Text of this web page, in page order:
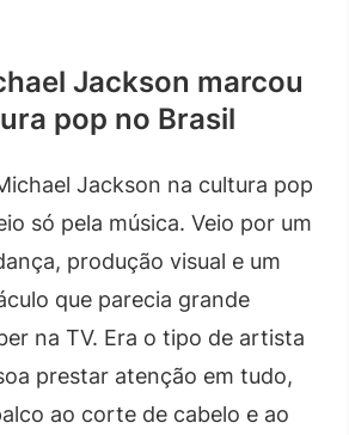
Jackson marcou
pop no Brasil
Jackson na cultura pop
só pela música. Veio por um
produção visual e um
que parecia grande
na TV. Era o tipo de artista
prestar atenção em tudo,
ao corte de cabelo e ao